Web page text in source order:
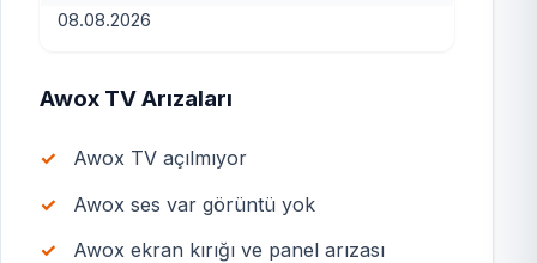
08.08.2026
Awox TV Arızaları
Awox TV açılmıyor
Awox ses var görüntü yok
Awox ekran kırığı ve panel arızası